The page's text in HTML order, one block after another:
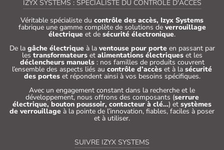
IZYX SYSTEMS : SPÉCIALISTE DU CONTRÔLE D'ACCÈS
Véritable spécialiste du contrôle des accès, Izyx Systems
fabrique une gamme complète de solutions de verrouillage
électrique et de sécurité électronique.
De la gâche électriqueà la ventouse pour porteen passant par
les transformateurset alimentations électriqueset les
déclencheurs manuels: nos familles de produits couvrent
l’ensemble des aspects liés au contrôle d’accès et à la sécurité
des porteset répondent ainsi à vos besoins spécifiques.
Avec un engagement constant dans la recherche et le
développement, nous offrons des composants (serrure
électrique, bouton poussoir, contacteur à clé…) et systèmes
de verrouillage à la pointe de l’innovation, fiables, faciles à poser
et à utiliser.
SUIVRE IZYX SYSTEMS